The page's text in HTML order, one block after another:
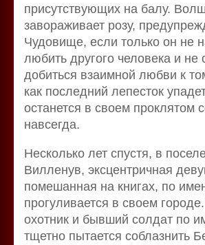
присутствующих на балу.
завораживает розу,
Чудовище, если только он не
любить другого человека и не
добиться взаимной любви к
как последний лепесток
останется в своем проклятом
навсегда.
Несколько лет спустя, в
Вилленув, эксцентричная
помешанная на книгах, по
прогуливается в своем
охотник и бывший солдат по
тщетно пытается соблазнить